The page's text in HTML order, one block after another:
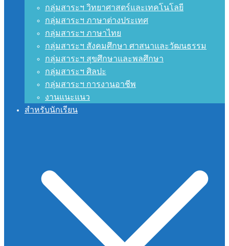
กลุ่มสาระฯ วิทยาศาสตร์และเทคโนโลยี
กลุ่มสาระฯ ภาษาต่างประเทศ
กลุ่มสาระฯ ภาษาไทย
กลุ่มสาระฯ สังคมศึกษา ศาสนาและวัฒนธรรม
กลุ่มสาระฯ สุขศึกษาและพลศึกษา
กลุ่มสาระฯ ศิลปะ
กลุ่มสาระฯ การงานอาชีพ
งานแนะแนว
สำหรับนักเรียน